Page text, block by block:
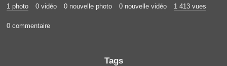
1 photo 0 vidéo 0 nouvelle photo 0 nouvelle vidéo 1 413 vues
0 commentaire
Tags